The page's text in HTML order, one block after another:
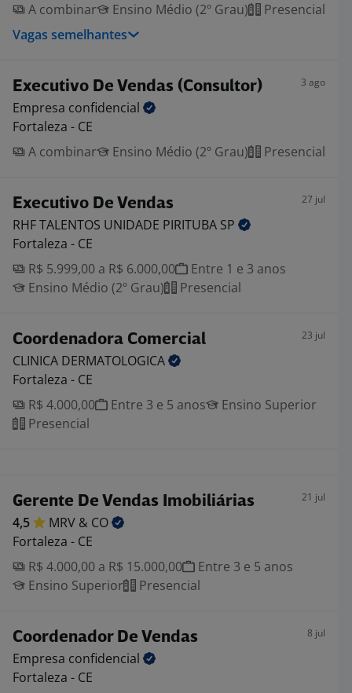
A combinar
Ensino Médio (2º Grau)
Presencial
Vagas semelhantes
Executivo De Vendas (Consultor) 3 ago
Empresa confidencial
Fortaleza - CE
A combinar
Ensino Médio (2º Grau) Presencial
Executivo De Vendas 27 jul
RHF TALENTOS UNIDADE PIRITUBA SP
Fortaleza - CE
R$ 5.999,00 a R$ 6.000,00
Entre 1 e 3 anos
Ensino Médio (2º Grau)
Presencial
Coordenadora Comercial 23 jul
CLINICA DERMATOLOGICA
Fortaleza - CE
R$ 4.000,00
Entre 3 e 5 anos
Ensino Superior
Presencial
Gerente De Vendas Imobiliárias 21 jul
4,5 MRV & CO
Fortaleza - CE
R$ 4.000,00 a R$ 15.000,00
Entre 3 e 5 anos
Ensino Superior
Presencial
Coordenador De Vendas 8 jul
Empresa confidencial
Fortaleza - CE